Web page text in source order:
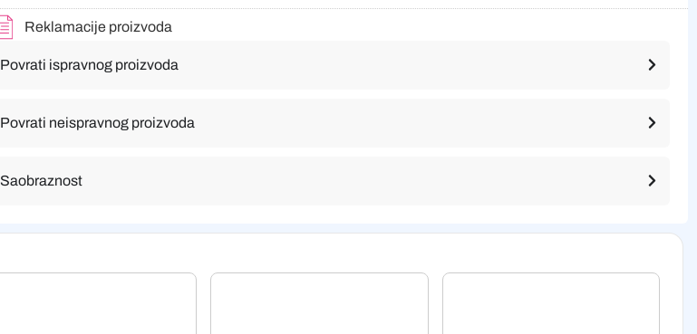
Reklamacije proizvoda
Povrati ispravnog proizvoda
Povrati neispravnog proizvoda
Saobraznost